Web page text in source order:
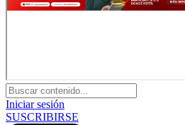
Iniciar sesión
SUSCRIBIRSE